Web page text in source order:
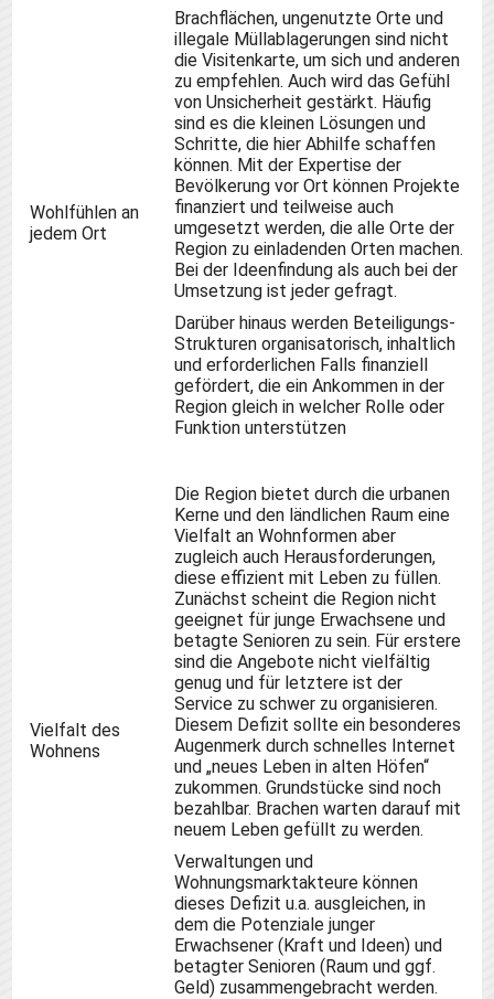
Wohlfühlen an
jedem Ort
Brachflächen, ungenutzte Orte und
illegale Müllablagerungen sind nicht
die Visitenkarte, um sich und anderen
zu empfehlen. Auch wird das Gefühl
von Unsicherheit gestärkt. Häufig
sind es die kleinen Lösungen und
Schritte, die hier Abhilfe schaffen
können. Mit der Expertise der
Bevölkerung vor Ort können Projekte
finanziert und teilweise auch
umgesetzt werden, die alle Orte der
Region zu einladenden Orten machen.
Bei der Ideenfindung als auch bei der
Umsetzung ist jeder gefragt.
Darüber hinaus werden Beteiligungs-
Strukturen organisatorisch, inhaltlich
und erforderlichen Falls finanziell
gefördert, die ein Ankommen in der
Region gleich in welcher Rolle oder
Funktion unterstützen
Vielfalt des
Wohnens
Die Region bietet durch die urbanen
Kerne und den ländlichen Raum eine
Vielfalt an Wohnformen aber
zugleich auch Herausforderungen,
diese effizient mit Leben zu füllen.
Zunächst scheint die Region nicht
geeignet für junge Erwachsene und
betagte Senioren zu sein. Für erstere
sind die Angebote nicht vielfältig
genug und für letztere ist der
Service zu schwer zu organisieren.
Diesem Defizit sollte ein besonderes
Augenmerk durch schnelles Internet
und „neues Leben in alten Höfen“
zukommen. Grundstücke sind noch
bezahlbar. Brachen warten darauf mit
neuem Leben gefüllt zu werden.
Verwaltungen und
Wohnungsmarktakteure können
dieses Defizit u.a. ausgleichen, in
dem die Potenziale junger
Erwachsener (Kraft und Ideen) und
betagter Senioren (Raum und ggf.
Geld) zusammengebracht werden.